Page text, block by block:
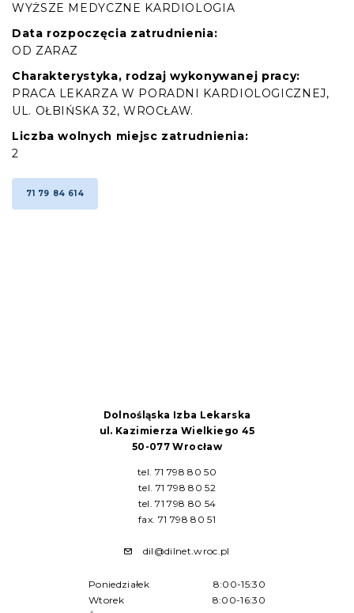
WYŻSZE MEDYCZNE KARDIOLOGIA
Data rozpoczęcia zatrudnienia:
OD ZARAZ
Charakterystyka, rodzaj wykonywanej pracy:
PRACA LEKARZA W PORADNI KARDIOLOGICZNEJ,
UL. OŁBIŃSKA 32, WROCŁAW.
Liczba wolnych miejsc zatrudnienia:
2
71 79 84 614
Dolnośląska Izba Lekarska
ul. Kazimierza Wielkiego 45
50-077 Wrocław
tel. 71 798 80 50
tel. 71 798 80 52
tel. 71 798 80 54
fax. 71 798 80 51
dil@dilnet.wroc.pl
Poniedziałek
8:00-15:30
Wtorek
8:00-16:30